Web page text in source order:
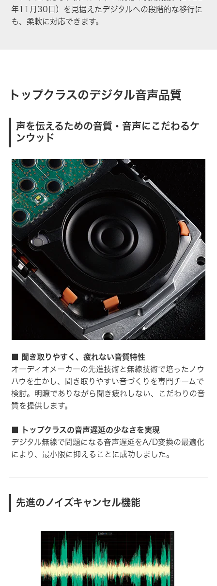
年11月30日）を見据えたデジタルへの段階的な移行に
も、柔軟に対応できます。
トップクラスのデジタル音声品質
声を伝えるための音質・音声にこだわるケ
ンウッド
■ 聞き取りやすく、疲れない音質特性
オーディオメーカーの先進技術と無線技術で培ったノウ
ハウを生かし、聞き取りやすい音づくりを専門チームで
検討。明瞭でありながら聞き疲れしない、こだわりの音
質を提供します。
■ トップクラスの音声遅延の少なさを実現
デジタル無線で問題になる音声遅延をA/D変換の最適化
により、最小限に抑えることに成功しました。
先進のノイズキャンセル機能